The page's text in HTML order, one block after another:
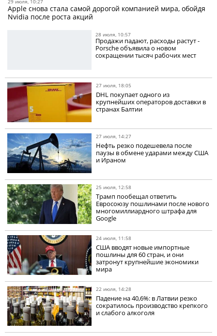
29 июля, 10:27
Apple снова стала самой дорогой компанией мира, обойдя
Nvidia после роста акций
28 июля, 10:57
Продажи падают, расходы растут -
Porsche объявила о новом
сокращении тысяч рабочих мест
27 июля, 18:05
DHL покупает одного из
крупнейших операторов доставки в
странах Балтии
27 июля, 14:27
Нефть резко подешевела после
паузы в обмене ударами между США
и Ираном
25 июля, 12:58
Трамп пообещал ответить
Евросоюзу пошлинами после нового
многомиллиардного штрафа для
Google
24 июля, 11:58
США вводят новые импортные
пошлины для 60 стран, и они
затронут крупнейшие экономики
мира
22 июля, 14:28
Падение на 40,6%: в Латвии резко
сократилось производство крепкого
и слабого алкоголя